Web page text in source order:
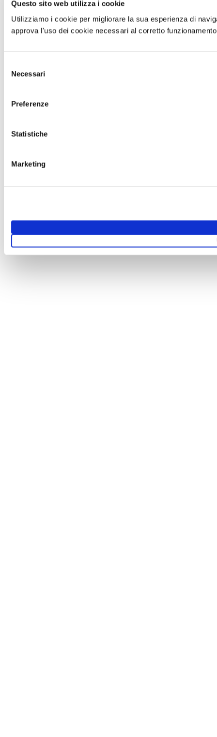
Questo sito web utilizza i cookie
Utilizziamo i cookie per migliorare la sua esperienza di
approva l'uso dei cookie necessari al corretto
delNecessari
Preferenze
Statistiche
Marketing